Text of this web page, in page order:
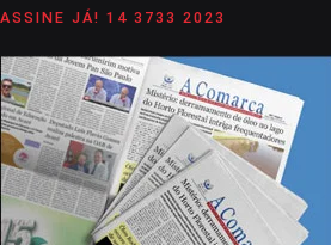
ASSINE JÁ! 14 3733 2023